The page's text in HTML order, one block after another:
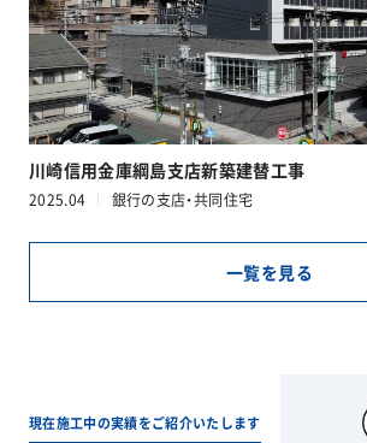
川崎信用金庫綱島支店新築建替工事
2025.04 銀行の支店・共同住宅
一覧を見る
現在施工中の実績をご紹介いたします